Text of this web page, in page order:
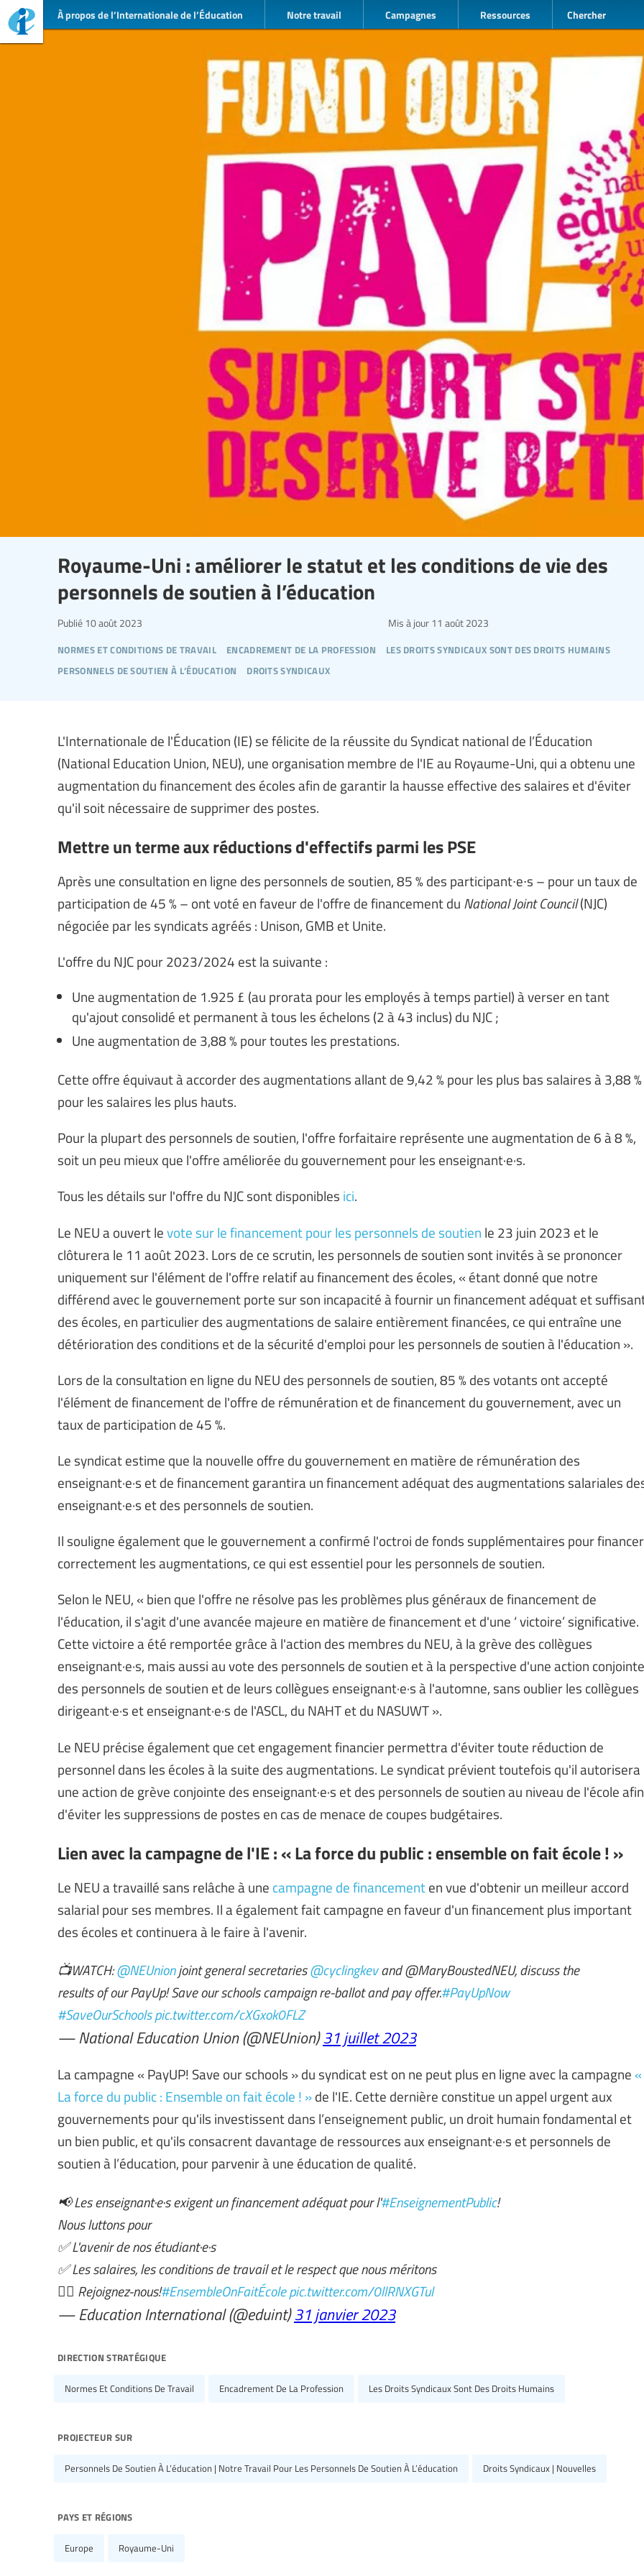
À propos de l’Internationale de l’Éducation Notre travail Campagnes Ressources Chercher
Royaume-Uni : améliorer le statut et les conditions de vie des
personnels de soutien à l’éducation
normes et conditions de travail encadrement de la profession les droits syndicaux sont des droits humains
personnels de soutien à l’éducation droits syndicaux
Publié 10 août 2023 Mis à jour 11 août 2023
L'Internationale de l'Éducation (IE) se félicite de la réussite du Syndicat national de l’Éducation
(National Education Union, NEU), une organisation membre de l'IE au Royaume-Uni, qui a obtenu une
augmentation du financement des écoles afin de garantir la hausse effective des salaires et d'éviter
qu'il soit nécessaire de supprimer des postes.
Mettre un terme aux réductions d'effectifs parmi les PSE
Après une consultation en ligne des personnels de soutien, 85 % des participant∙e∙s – pour un taux de
participation de 45 % – ont voté en faveur de l'offre de financement du National Joint Council(NJC)
négociée par les syndicats agréés : Unison, GMB et Unite.
L'offre du NJC pour 2023/2024 est la suivante :
Une augmentation de 1.925 £ (au prorata pour les employés à temps partiel) à verser en tant
qu'ajout consolidé et permanent à tous les échelons (2 à 43 inclus) du NJC ;
Une augmentation de 3,88 % pour toutes les prestations.
Cette offre équivaut à accorder des augmentations allant de 9,42 % pour les plus bas salaires à 3,88 %
pour les salaires les plus hauts.
Pour la plupart des personnels de soutien, l'offre forfaitaire représente une augmentation de 6 à 8 %,
soit un peu mieux que l'offre améliorée du gouvernement pour les enseignant·e·s.
Tous les détails sur l'offre du NJC sont disponibles ici.
Le NEU a ouvert levote sur le financement pour les personnels de soutien le 23 juin 2023 et le
clôturera le 11 août 2023. Lors de ce scrutin, les personnels de soutien sont invités à se prononcer
uniquement sur l'élément de l'offre relatif au financement des écoles, « étant donné que notre
différend avec le gouvernement porte sur son incapacité à fournir un financement adéquat et
des écoles, en particulier des augmentations de salaire entièrement financées, ce qui entraîne une
détérioration des conditions et de la sécurité d'emploi pour les personnels de soutien à l'éducation ».
Lors de la consultation en ligne du NEU des personnels de soutien, 85 % des votants ont accepté
l'élément de financement de l'offre de rémunération et de financement du gouvernement, avec un
taux de participation de 45 %.
Le syndicat estime que la nouvelle offre du gouvernement en matière de rémunération des
enseignant·e·s et de financement garantira un financement adéquat des augmentations salariales
enseignant·e·s et des personnels de soutien.
Il souligne également que le gouvernement a confirmé l'octroi de fonds supplémentaires pour financer
correctement les augmentations, ce qui est essentiel pour les personnels de soutien.
Selon le NEU, « bien que l'offre ne résolve pas les problèmes plus généraux de financement de
l'éducation, il s'agit d'une avancée majeure en matière de financement et d'une ‘ victoire’ significative.
Cette victoire a été remportée grâce à l'action des membres du NEU, à la grève des collègues
enseignant·e·s, mais aussi au vote des personnels de soutien et à la perspective d'une action conjointe
des personnels de soutien et de leurs collègues enseignant·e·s à l'automne, sans oublier les collègues
dirigeant·e·s et enseignant·e·s de l'ASCL, du NAHT et du NASUWT ».
Le NEU précise également que cet engagement financier permettra d'éviter toute réduction de
personnel dans les écoles à la suite des augmentations. Le syndicat prévient toutefois qu'il autorisera
une action de grève conjointe des enseignant·e·s et des personnels de soutien au niveau de l'école afin
d'éviter les suppressions de postes en cas de menace de coupes budgétaires.
Lien avec la campagne de l'IE : « La force du public : ensemble on fait école ! »
Le NEU a travaillé sans relâche à une campagne de financementen vue d'obtenir un meilleur accord
salarial pour ses membres. Il a également fait campagne en faveur d'un financement plus important
des écoles et continuera à le faire à l'avenir.
📺WATCH:@NEUnionjoint general secretaries@cyclingkevand @MaryBoustedNEU, discuss the
results of our PayUp! Save our schools campaign re-ballot and pay offer.#PayUpNow
#SaveOurSchoolspic.twitter.com/cXGxok0FLZ
— National Education Union (@NEUnion)31 juillet 2023
La campagne « PayUP! Save our schools » du syndicat est on ne peut plus en ligne avec la campagne«
La force du public : Ensemble on fait école ! »de l'IE. Cette dernière constitue un appel urgent aux
gouvernements pour qu'ils investissent dans l’enseignement public, un droit humain fondamental et
un bien public, et qu'ils consacrent davantage de ressources aux enseignant·e·s et personnels de
soutien à l’éducation, pour parvenir à une éducation de qualité.
📢 Les enseignant·e·s exigent un financement adéquat pour l'#EnseignementPublic!
Nous luttons pour
✅ L'avenir de nos étudiant·e·s
✅ Les salaires, les conditions de travail et le respect que nous méritons
✊🏿 Rejoignez-nous!#EnsembleOnFaitÉcolepic.twitter.com/0llRNXGTul
— Education International (@eduint)31 janvier 2023
direction stratégique
Normes Et Conditions De Travail Encadrement De La Profession Les Droits Syndicaux Sont Des Droits Humains
projecteur sur
Personnels De Soutien À L’éducation | Notre Travail Pour Les Personnels De Soutien À L’éducation Droits Syndicaux | Nouvelles
pays et régions
Europe Royaume-Uni